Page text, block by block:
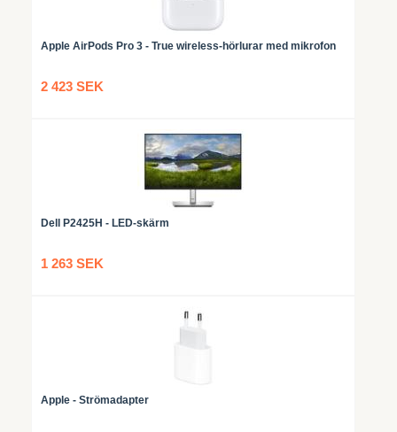
Apple AirPods Pro 3 - True wireless-hörlurar med mikrofon
2 423 SEK
Dell P2425H - LED-skärm
1 263 SEK
Apple - Strömadapter